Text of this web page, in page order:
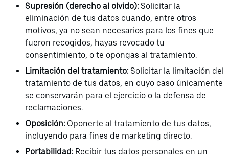
Supresión (derecho al olvido):Solicitar la
eliminación de tus datos cuando, entre otros
motivos, ya no sean necesarios para los fines que
fueron recogidos, hayas revocado tu
consentimiento, o te opongas al tratamiento.
Limitación del tratamiento:Solicitar la limitación del
tratamiento de tus datos, en cuyo caso únicamente
se conservarán para el ejercicio o la defensa de
reclamaciones.
Oposición: Oponerte al tratamiento de tus datos,
incluyendo para fines de marketing directo.
Portabilidad: Recibir tus datos personales en un